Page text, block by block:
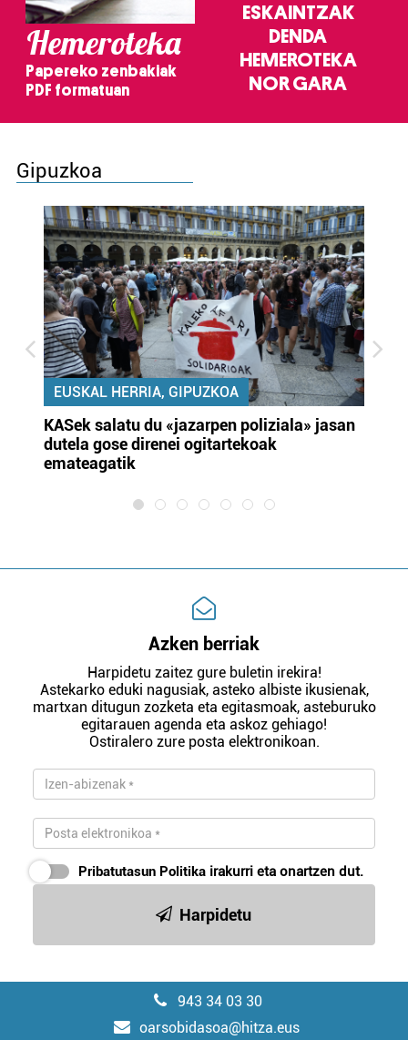
Hemeroteka
Papereko zenbakiak
PDF formatuan
ESKAINTZAK
DENDA
HEMEROTEKA
NOR GARA
Gipuzkoa
EUSKAL HERRIA, GIPUZKOA
KASek salatu du «jazarpen poliziala» jasan
dutela gose direnei ogitartekoak
emateagatik
Azken berriak
Harpidetu zaitez gure buletin irekira!
Astekarko eduki nagusiak, asteko albiste ikusienak,
martxan ditugun zozketa eta egitasmoak, asteburuko
egitarauen agenda eta askoz gehiago!
Ostiralero zure posta elektronikoan.
Pribatutasun Politika irakurri eta onartzen dut.
Harpidetu
943 34 03 30
oarsobidasoa@hitza.eus